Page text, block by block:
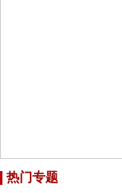
热门专题